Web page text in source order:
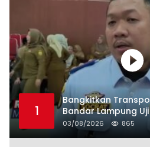
1
Bangkitkan
Bandar Lampung
03/08/2026 865